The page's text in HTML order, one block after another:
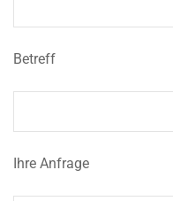
Betreff
Ihre Anfrage